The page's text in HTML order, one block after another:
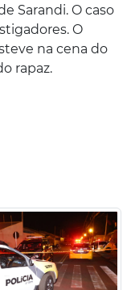
Sarandi. O caso
O
na cena do
rapaz.